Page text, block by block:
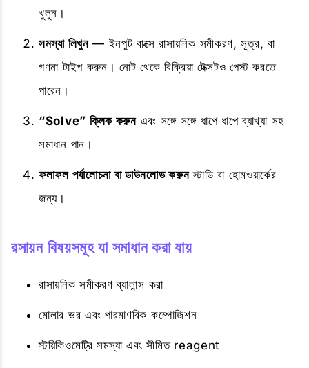
খুলুন।
সমস্যা লিখুন— ইনপুট বাক্সে রাসায়নিক সমীকরণ, সূত্র, বা
গণনা টাইপ করুন। নোট থেকে বিক্রিয়া টেক্সটও পেস্ট করতে
পারেন।
“Solve” ক্লিক করুনএবং সঙ্গে সঙ্গে ধাপে ধাপে ব্যাখ্যা সহ
সমাধান পান।
ফলাফল পর্যালোচনা বা ডাউনলোড করুনস্টাডি বা হোমওয়ার্কের
জন্য।
রসায়ন বিষয়সমূহ যা সমাধান করা যায়
রাসায়নিক সমীকরণ ব্যালান্স করা
মোলার ভর এবং পারমাণবিক কম্পোজিশন
স্টয়িকিওমেট্রি সমস্যা এবং সীমিত reagent